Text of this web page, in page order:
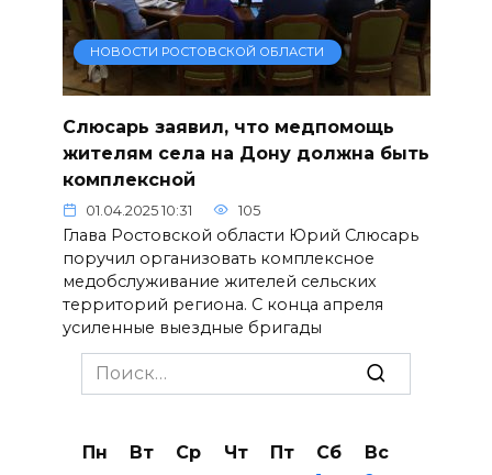
НОВОСТИ РОСТОВСКОЙ ОБЛАСТИ
Слюсарь заявил, что медпомощь
жителям села на Дону должна быть
комплексной
01.04.2025 10:31 105
Глава Ростовской области Юрий Слюсарь
поручил организовать комплексное
медобслуживание жителей сельских
территорий региона. С конца апреля
усиленные выездные бригады
Search
for:
Пн Вт Ср Чт Пт Сб
Вс